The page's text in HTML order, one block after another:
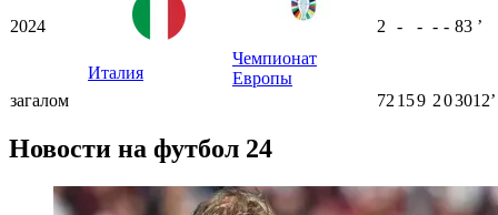
2024
Италия
Чемпионат
Европы
2 - - - - 83 ʼ
загалом 72 159 203012ʼ
Новости на футбол 24